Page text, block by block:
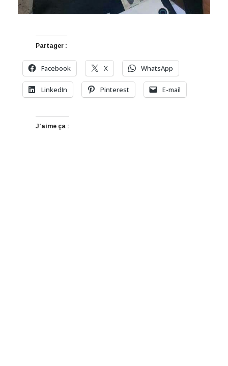
Partager :
Facebook X WhatsApp
LinkedIn Pinterest E-mail
J’aime ça :